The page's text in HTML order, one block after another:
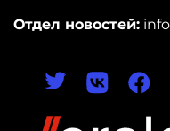
Отдел новостей: